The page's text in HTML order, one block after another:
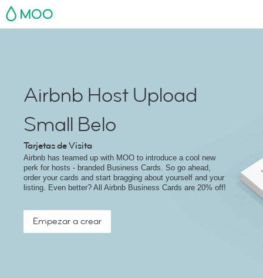
MOO
Airbnb Host Upload
Small Belo
Tarjetas de Visita
Airbnb has teamed up with MOO to introduce a cool new
perk for hosts - branded Business Cards. So go ahead,
order your cards and start bragging about yourself and your
listing. Even better? All Airbnb Business Cards are 20% off!
Empezar a crear